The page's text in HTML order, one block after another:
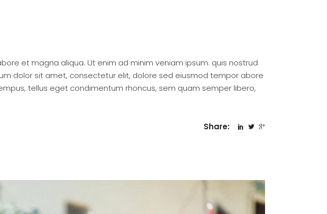
et magna aliqua. Ut enim ad minim veniam ipsum. quis nostrud
dolor sit amet, consectetur elit, dolore sed eiusmod tempor abore
tellus eget condimentum rhoncus, sem quam semper libero,
Share: